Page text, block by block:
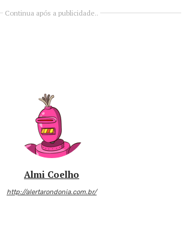
Continua após a publicidade..
Almi Coelho
http://alertarondonia.com.br/